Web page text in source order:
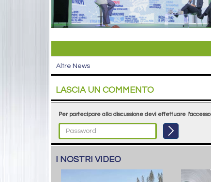
Altre News
LASCIA UN COMMENTO
Per partecipare alla discussione devi effettuare l'accesso
I NOSTRI VIDEO